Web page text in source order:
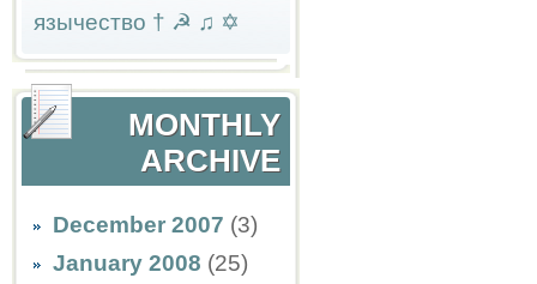
язычество † ☭ ♫ ✡
MONTHLY
ARCHIVE
December 2007 (3)
January 2008 (25)